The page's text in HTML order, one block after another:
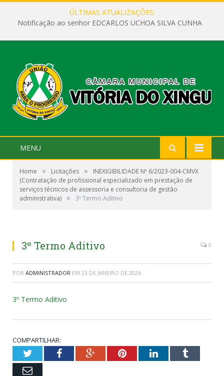
ÚLTIMAS ATUALIZAÇÕES:
Notificação ao senhor EDCARLOS UCHOA SILVA CUNHA
MENU
Home » Licitações »
INEXIGIBILIDADE Nº 6/2023-004-CMVX
(Contratação de profissional especializado em prestação de
serviços técnicos de assessoria e consultoria de gestão
administrativa) » 3º Termo Aditivo
3º Termo Aditivo 0
POR ADMINISTRADOR EM 23 DE JANEIRO DE 2026
3º Termo Aditivo
COMPARTILHAR:
TwitterFacebookGoogle+PinterestLinkedInTumblr
Email